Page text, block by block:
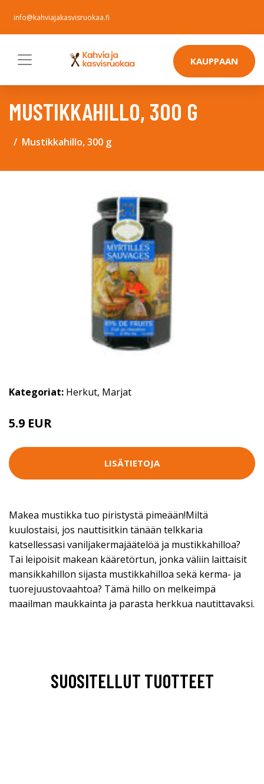
info@kahviajakasvisruokaa.fi
KAUPPAAN
MUSTIKKAHILLO, 300 G
Mustikkahillo, 300 g
Kategoriat: Herkut, Marjat
5.9 EUR
LISÄTIETOJA
Makea mustikka tuo piristystä pimeään!Miltä
kuulostaisi, jos nauttisitkin tänään telkkaria
katsellessasi vaniljakermajäätelöä ja mustikkahilloa?
Tai leipoisit makean kääretörtun, jonka väliin laittaisit
mansikkahillon sijasta mustikkahilloa sekä kerma- ja
tuorejuustovaahtoa? Tämä hillo on melkeimpä
maailman maukkainta ja parasta herkkua nautittavaksi.
SUOSITELLUT TUOTTEET